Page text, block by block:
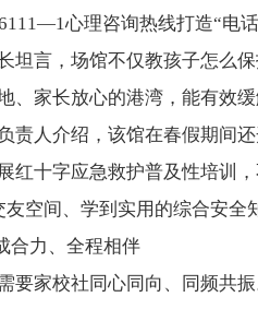
心理咨询热线打造“电
坦言，场馆不仅教孩子怎么
、家长放心的港湾，能有效
责人介绍，该馆在春假期间
红十字应急救护普及性培训
空间、学到实用的综合安全
合力、全程相伴
要家校社同心同向、同频共